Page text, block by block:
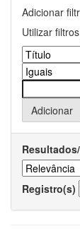
Adicionar
Utilizar
Registro(s)